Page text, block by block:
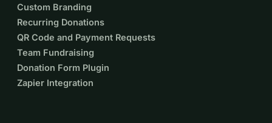
Custom Branding
Recurring Donations
QR Code and Payment Requests
Team Fundraising
Donation Form Plugin
Zapier Integration